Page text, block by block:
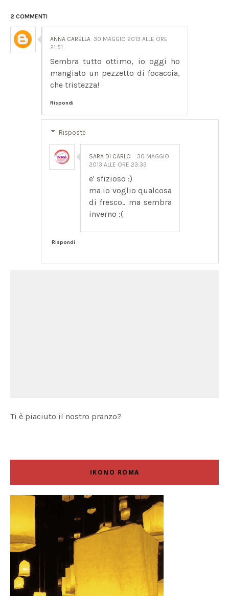
2 COMMENTI
ANNA CARELLA 30 MAGGIO 2013 ALLE ORE
21:51
Sembra tutto ottimo, io oggi ho
mangiato un pezzetto di focaccia,
che tristezza!
Rispondi
Risposte
SARA DI CARLO
30 MAGGIO
2013 ALLE ORE 23:33
e' sfizioso :)
ma io voglio qualcosa
di fresco.. ma sembra
inverno :(
Rispondi
Ti è piaciuto il nostro pranzo?
IKONO ROMA